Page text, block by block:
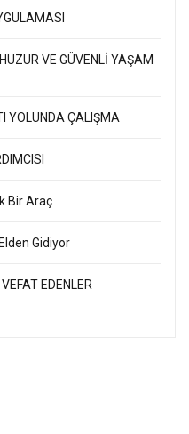
VE GÜVENLİ YAŞAM
YOLUNDA ÇALIŞMA
Bir Araç
Gidiyor
EDENLER